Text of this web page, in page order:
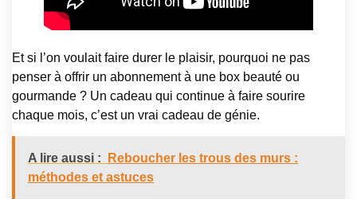
Et si l’on voulait faire durer le plaisir, pourquoi ne pas
penser à offrir un abonnement à une box beauté ou
gourmande ? Un cadeau qui continue à faire sourire
chaque mois, c’est un vrai cadeau de génie.
A lire aussi :
Reboucher les trous des murs :
méthodes et astuces